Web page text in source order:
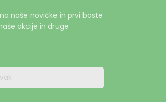
naše novičke in prvi boste
akcije in druge